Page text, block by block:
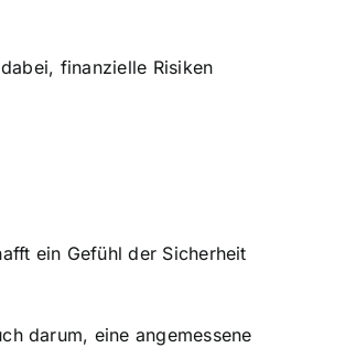
finanzielle Risiken
ein Gefühl der Sicherheit
darum, eine angemessene